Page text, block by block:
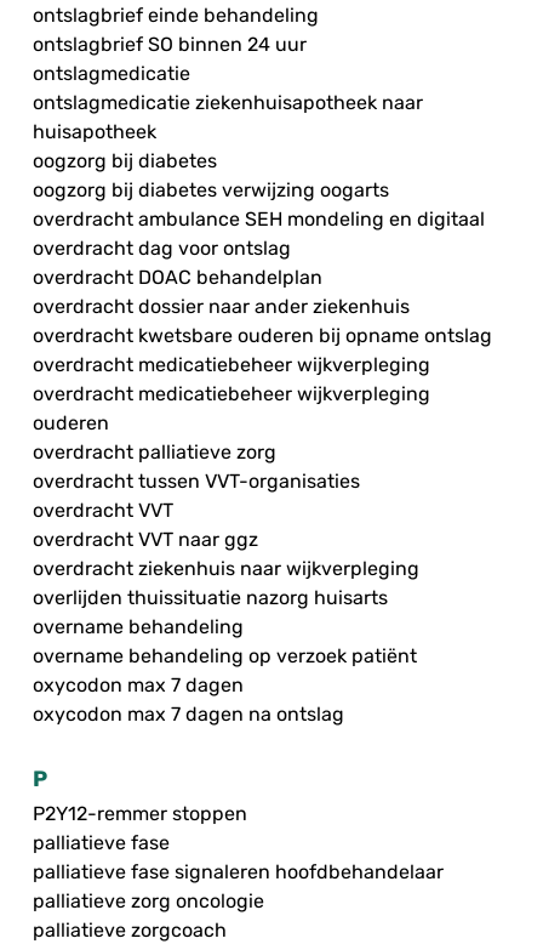
ontslagbrief einde behandeling
ontslagbrief SO binnen 24 uur
ontslagmedicatie
ontslagmedicatie ziekenhuisapotheek naar
huisapotheek
oogzorg bij diabetes
oogzorg bij diabetes verwijzing oogarts
overdracht ambulance SEH mondeling en digitaal
overdracht dag voor ontslag
overdracht DOAC behandelplan
overdracht dossier naar ander ziekenhuis
overdracht kwetsbare ouderen bij opname ontslag
overdracht medicatiebeheer wijkverpleging
overdracht medicatiebeheer wijkverpleging
ouderen
overdracht palliatieve zorg
overdracht tussen VVT-organisaties
overdracht VVT
overdracht VVT naar ggz
overdracht ziekenhuis naar wijkverpleging
overlijden thuissituatie nazorg huisarts
overname behandeling
overname behandeling op verzoek patiënt
oxycodon max 7 dagen
oxycodon max 7 dagen na ontslag
P
P2Y12-remmer stoppen
palliatieve fase
palliatieve fase signaleren hoofdbehandelaar
palliatieve zorg oncologie
palliatieve zorgcoach